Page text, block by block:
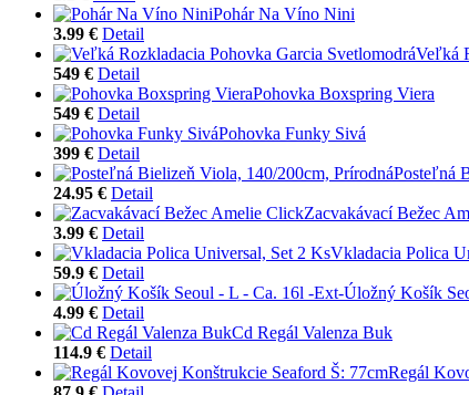
Pohár Na Víno Nini
3.99 € Detail
Veľká
549 € Detail
Pohovka Boxspring Viera
549 € Detail
Pohovka Funky Sivá
399 € Detail
Posteľná
24.95 € Detail
Zacvakávací Bežec
3.99 € Detail
Vkladacia Polica
59.9 € Detail
Úložný Košík
4.99 € Detail
Cd Regál Valenza Buk
114.9 € Detail
Regál